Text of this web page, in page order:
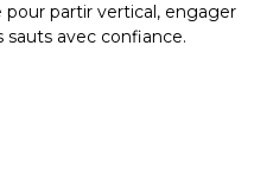
pour partir vertical, engager
sauts avec confiance.